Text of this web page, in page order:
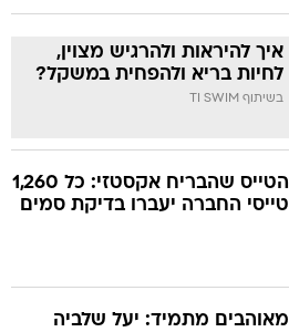
איך להיראות ולהרגיש מצוין,
לחיות בריא ולהפחית במשקל?
בשיתוף TI SWIM
הטייס שהבריח אקסטזי: כל 1,260
טייסי החברה יעברו בדיקת סמים
מאוהבים מתמיד: יעל שלביה